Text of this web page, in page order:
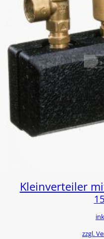
Kleinverteiler
zzgl.